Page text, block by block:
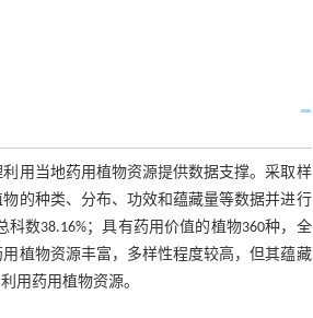
用当地药用植物资源提供数据支撑。采取样
的种类、分布、功效和蕴藏量等数据并进行
数38.16%；具有药用价值的植物360种，全
植物资源丰富，多样性程度较高，但其蕴藏
用药用植物资源。